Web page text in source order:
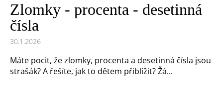
Zlomky - procenta - desetinná
čísla
30.1.2026
Máte pocit, že zlomky, procenta a desetinná čísla jsou
strašák? A řešíte, jak to dětem přiblížit? Žá...